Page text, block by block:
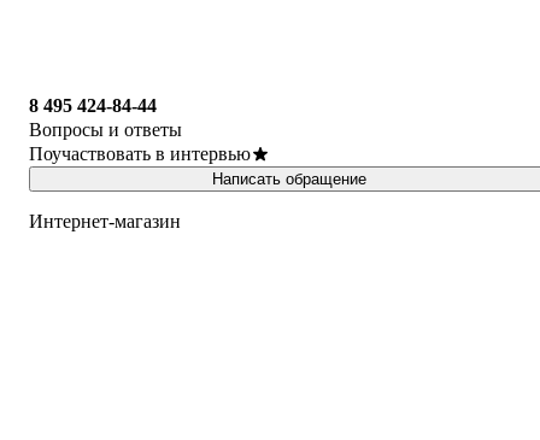
8 495 424-84-44
Вопросы и ответы
Поучаствовать в интервью
Написать обращение
Интернет-магазин